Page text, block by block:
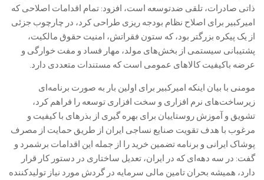
ذاتی صادرات، تلقی ضدتوسعه است، افزود: تمام اقدامات اصلاحی که
امیرکبیر برای اصلاح نظام بودجه ریزی طراحی کرد، در چارچوب جزئی
از یک پیکره بزرگتر بود، که ستون فقراتش، امنیت حقوق مالکیت،
پشتیبانی سیستمی از بخش‌های مولد، مهار فساد و مفت خوارگی و
عرضه باکیفیت کالا‌های عمومی است که مستندات متعددی دارد.
مومنی با بیان اینکه امیرکبیر برای اولین بار به صورت برنامه‌ای
زیرساخت‌های نرم افزاری و سخت افزاری توسعه را فراهم کرد،
تشویق و آموزش روستاییان برای بهره گیری از بذر‌های با کیفیت و
مرغوب با هدف تقویت صنایع نساجی ایران از طریق حمایت از مصرف
پوشاک ایرانی و برنامه تضمین خرید را از جمله این اقدامات برشمرد و
گفت: در سه دهه‌ای که در ایران، تعدیل ساختاری در دستور کار قرار
دارد، همیشه بحران تامین مالی سرمایه در گردش مورد نیاز تولیدکننده